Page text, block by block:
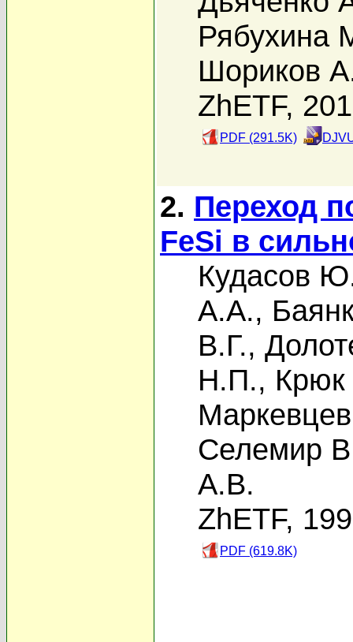
Рябухина
Шориков
ZhETF,
PDF (291.5K)
2. Переход
FeSi в
Кудасов
А.А.,
В.Г.,
Н.П.,
Селемир
А.В.
ZhETF,
PDF (619.8K)